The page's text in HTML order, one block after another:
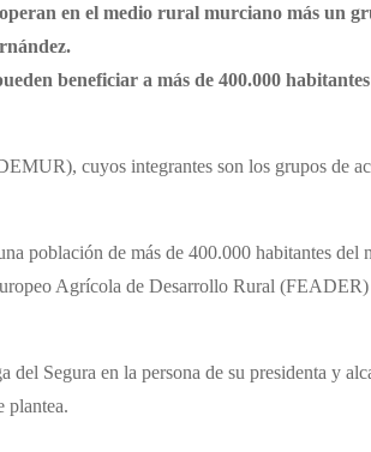
en el medio rural murciano más un
beneficiar a más de 400.000 habitantes
cuyos integrantes son los grupos de
población de más de 400.000 habitantes del
Agrícola de Desarrollo Rural
Segura en la persona de su presidenta y
plantea.